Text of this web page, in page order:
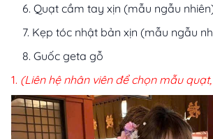
Quạt cầm tay xịn (mẫu ngẫu
Kẹp tóc nhật bản xịn (mẫu ngẫu
Guốc geta gỗ
(Liên hệ nhân viên để chọn mẫu